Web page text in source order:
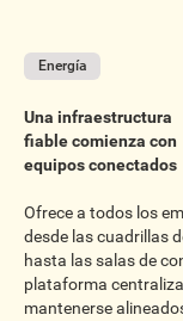
Energía
Una infraestructura
fiable comienza con
equipos conectados
Ofrece a todos los
desde las cuadrillas
hasta las salas de
plataforma
mantenerse